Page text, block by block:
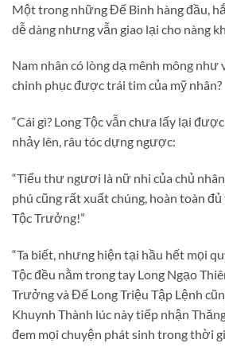
Một trong những Đế Binh hàng đầu,
dễ dàng nhưng vẫn giao lại cho nàng
Nam nhân có lòng dạ mênh mông như
chinh phục được trái tim của mỹ nhân?
“Cái gì? Long Tộc vẫn chưa lấy lại được
nhảy lên, râu tóc dựng ngược:
“Tiểu thư ngươi là nữ nhi của chủ
phú cũng rất xuất chúng, hoàn toàn
Tộc Trưởng!”
“Ta biết, nhưng hiện tại hầu hết mọi
Tộc đều nằm trong tay Long Ngạo
Trưởng và Đế Long Triệu Tập Lệnh
Khuynh Thành lúc này tiếp nhận
đem mọi chuyện phát sinh trong thời